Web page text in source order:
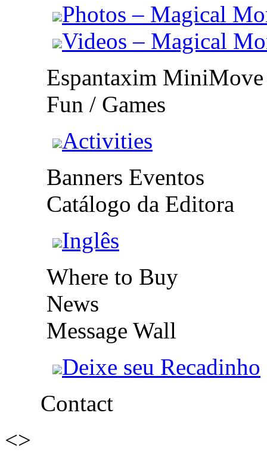
Photos – Magical
Videos – Magical
Espantaxim MiniMove
Fun / Games
Activities
Banners Eventos
Catálogo da Editora
Inglês
Where to Buy
News
Message Wall
Deixe seu Recadinho
Contact
<>